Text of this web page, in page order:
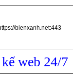
bienxanh.net:443
web 24/7